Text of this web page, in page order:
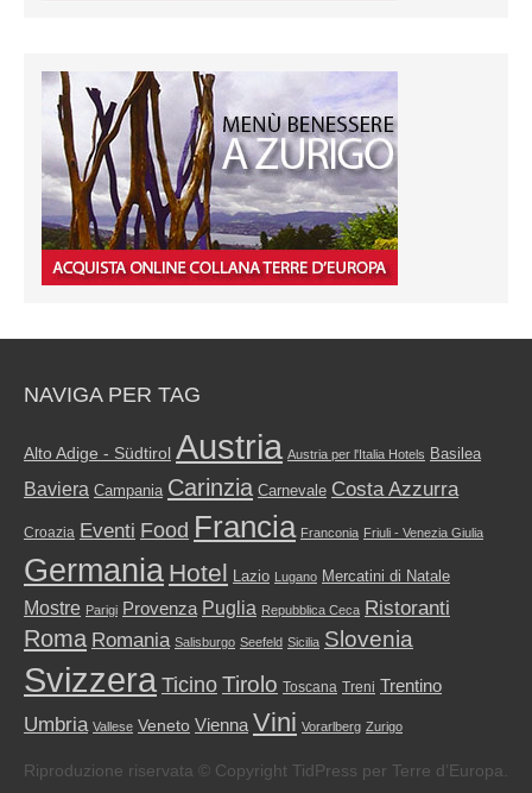
NAVIGA PER TAG
Alto Adige - Südtirol Austria Austria per l'Italia Hotels Basilea
Baviera Campania Carinzia Carnevale Costa Azzurra
Croazia Eventi Food Francia Franconia Friuli - Venezia Giulia
Germania Hotel Lazio Lugano Mercatini di Natale
Mostre Parigi Provenza Puglia Repubblica Ceca Ristoranti
Roma Romania Salisburgo Seefeld Sicilia Slovenia
Svizzera Ticino Tirolo Toscana Treni Trentino
Umbria Vallese Veneto Vienna Vini Vorarlberg Zurigo
Riproduzione riservata © Copyright TidPress per Terre d’Europa.